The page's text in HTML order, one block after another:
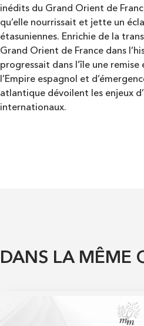
inédits du Grand Orient de
qu’elle nourrissait et jette un
étasuniennes. Enrichie de la
Grand Orient de France dans
progressait dans l’île une
l’Empire espagnol et
atlantique dévoilent les enjeux
internationaux.
DANS LA MÊME